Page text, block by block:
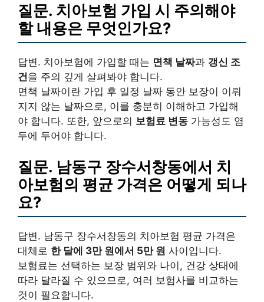
질문. 치아보험 가입 시 주의해야
할 내용은 무엇인가요?
답변. 치아보험에 가입할 때는 면책 날짜과 갱신 조
건을 주의 깊게 살펴봐야 합니다.
면책 날짜이란 가입 후 일정 날짜 동안 보장이 이뤄
지지 않는 날짜으로, 이를 충분히 이해하고 가입해
야 합니다. 또한, 앞으로의 보험료 변동 가능성도 염
두에 두어야 합니다.
질문. 남동구 장수서창동에서 치
아보험의 평균 가격은 어떻게 되나
요?
답변. 남동구 장수서창동의 치아보험 평균 가격은
대체로 한 달에 3만 원에서 5만 원 사이입니다.
보험료는 선택하는 보장 범위와 나이, 건강 상태에
따라 달라질 수 있으므로, 여러 보험사를 비교하는
것이 필요합니다.